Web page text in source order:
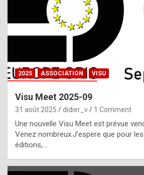
,
g
h
t
f
2025 ASSOCIATION VISU
Visu Meet 2025-09
31 août 2025 didier_v 1 Comment
Une nouvelle Visu Meet est prévue
Venez nombreux.J’espere que pour
éditions,…